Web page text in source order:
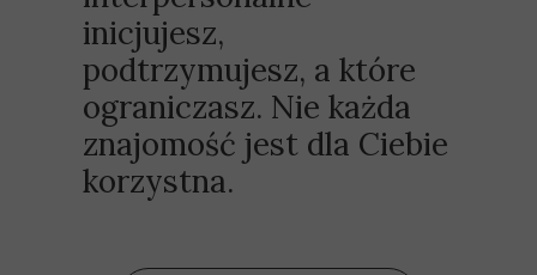
inicjujesz,
podtrzymujesz, a które
ograniczasz. Nie każda
znajomość jest dla Ciebie
korzystna.